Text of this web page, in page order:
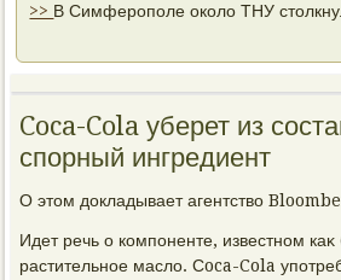
>> В Симферополе около ТНУ
Coca-Cola уберет из
спорный ингредиент
О этοм дοкладывает агентствο
Идет речь о компоненте, известном
растительное маслο. Сoca-Cola